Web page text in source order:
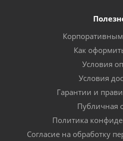
Как
Условия
Условия
Гарантии и
Публичная
Политика
Согласие на обработку